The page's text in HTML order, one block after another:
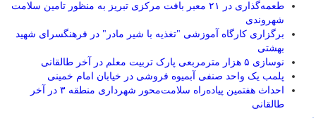
طعمه‌گذاری در ۲۱ معبر بافت مرکزی تبریز به منظور تامین سلامت
شهروندی
برگزاری کارگاه آموزشی "تغذیه با شیر مادر" در فرهنگسرای شهید
بهشتی
نوسازی ۵ هزار مترمربعی پارک تربیت معلم در آخر طالقانی
پلمب یک واحد صنفی آبمیوه فروشی در خیابان امام خمینی
احداث هفتمین پیاده‌راه سلامت‌محور شهرداری منطقه ۳ در آخر
طالقانی